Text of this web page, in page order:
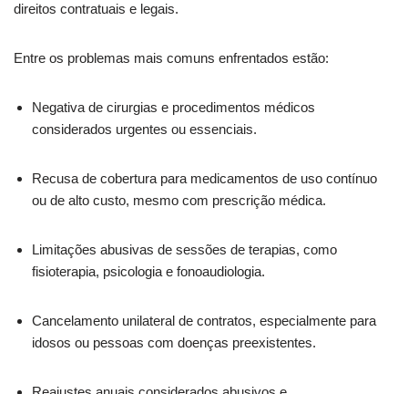
direitos contratuais e legais.
Entre os problemas mais comuns enfrentados estão:
Negativa de cirurgias e procedimentos médicos
considerados urgentes ou essenciais.
Recusa de cobertura para medicamentos de uso contínuo
ou de alto custo, mesmo com prescrição médica.
Limitações abusivas de sessões de terapias, como
fisioterapia, psicologia e fonoaudiologia.
Cancelamento unilateral de contratos, especialmente para
idosos ou pessoas com doenças preexistentes.